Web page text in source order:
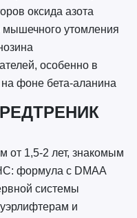
оксида азота
утомления
особенно в
фоне бета-аланина
от 1,5-2 лет, знакомым
формула с DMAA
системы
и